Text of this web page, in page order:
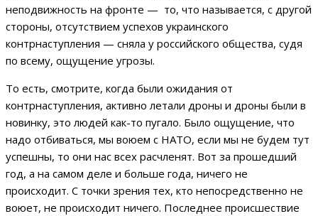
неподвижность на фронте — то, что называется, с другой
стороны, отсутствием успехов украинского
контрнаступления — сняла у российского общества, судя
по всему, ощущение угрозы.
То есть, смотрите, когда были ожидания от
контрнаступления, активно летали дроны и дроны были в
новинку, это людей как-то пугало. Было ощущение, что
надо отбиваться, мы воюем с НАТО, если мы не будем тут
успешны, то они нас всех расчленят. Вот за прошедший
год, а на самом деле и больше года, ничего не
происходит. С точки зрения тех, кто непосредственно не
воюет, не происходит ничего. Последнее происшествие